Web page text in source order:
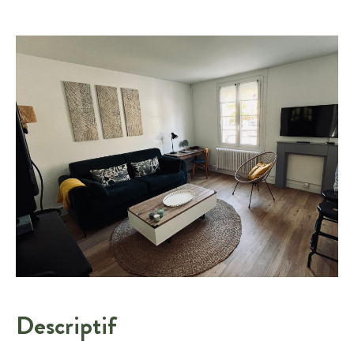
Descriptif